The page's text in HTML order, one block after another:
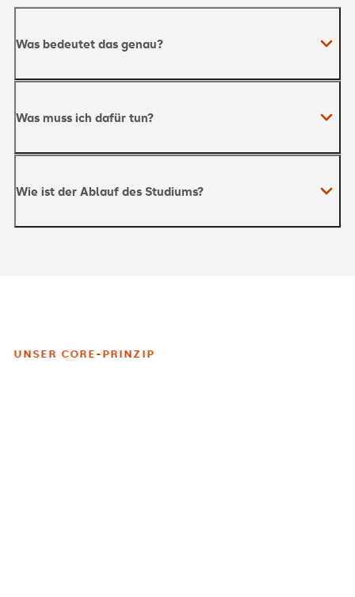
Was bedeutet das genau?
Was muss ich dafür tun?
Wie ist der Ablauf des Studiums?
UNSER CORE-PRINZIP